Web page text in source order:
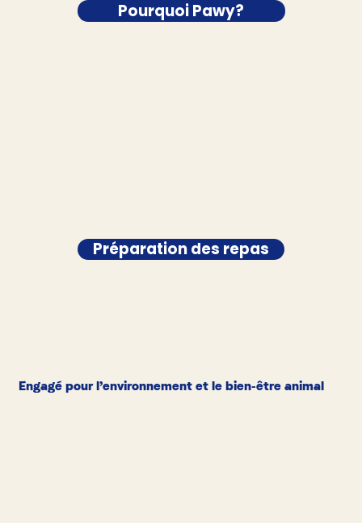
Pourquoi Pawy?
Préparation des repas
Engagé pour l’environnement et le bien-être animal